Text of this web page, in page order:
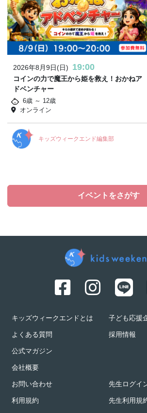
2026年8月9日(日) 19:00
コインの力で魔王から姫を救え！おかねア
ドベンチャー
6歳 ～ 12歳
オンライン
キッズウィークエンド編集部
イベントをさがす
キッズウィークエンドとは
よくある質問
公式マガジン
会社概要
子ども応援
採用情報
お問い合わせ
利用規約
先生ログイ
先生利用規